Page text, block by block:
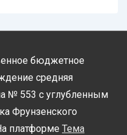
бюджетное
средняя
№ 553 с углубленным
Фрунзенского
платформе Тема